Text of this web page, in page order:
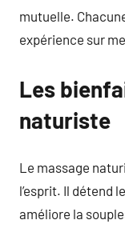
mutuelle.
expérience sur
Les
naturiste
Le massage
l’esprit. Il détend
améliore la